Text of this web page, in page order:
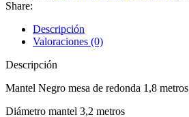
Share:
Descripción
Valoraciones (0)
Descripción
Mantel Negro mesa de redonda 1,8 metros
Diámetro mantel 3,2 metros